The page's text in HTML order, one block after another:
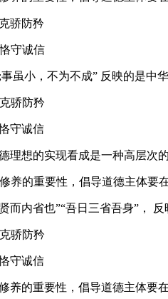
骄防矜
守诚信
事虽小，不为不成” 反映的是
骄防矜
守诚信
理想的实现看成是一种高层次
养的重要性，倡导道德主体要
而内省也”“吾日三省吾身”，
骄防矜
守诚信
养的重要性，倡导道德主体要